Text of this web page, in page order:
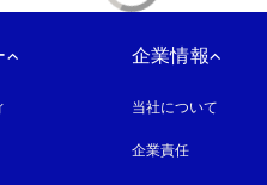
新しいタブに表示されます
表示されます
企業情報
当社について
企業責任